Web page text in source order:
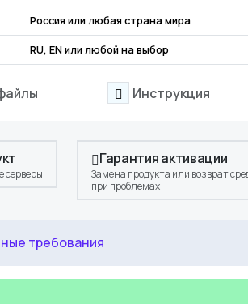
Россия или любая страна мира
RU, EN или любой на выбор
Инструкция
серверы
Гарантия активации
Замена продукта или возврат
при проблемах
требования